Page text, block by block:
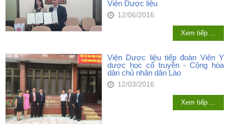
Viện Dược liệu
12/06/2016
Xem tiếp ...
Viện Dược liệu tiếp đoàn Viện Y
dược học cổ truyền - Cộng hòa
dân chủ nhân dân Lào
12/03/2016
Xem tiếp ...